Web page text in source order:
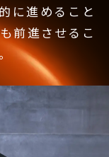
に進めること
前進させるこ